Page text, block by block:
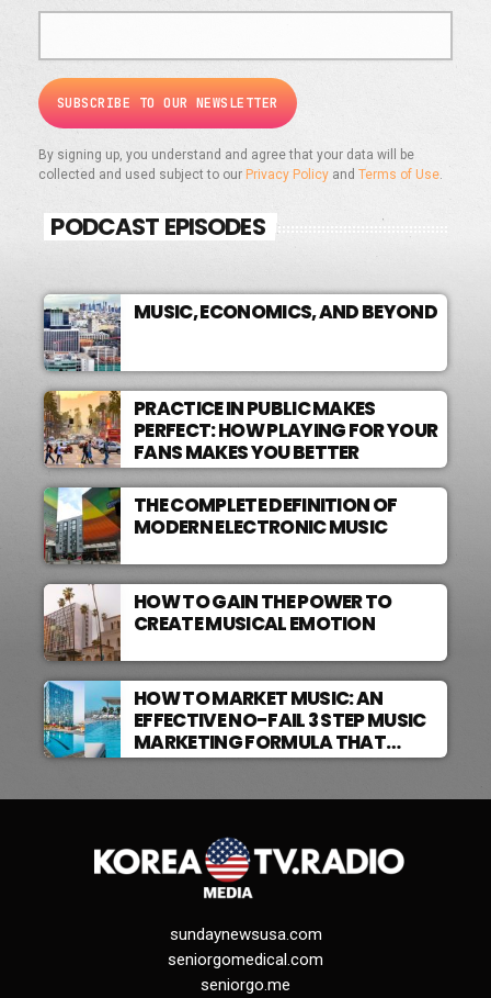
By signing up, you understand and agree that your data will be
collected and used subject to our Privacy Policy and Terms of Use.
PODCAST EPISODES
MUSIC, ECONOMICS, AND BEYOND
PRACTICE IN PUBLIC MAKES
PERFECT: HOW PLAYING FOR YOUR
FANS MAKES YOU BETTER
THE COMPLETE DEFINITION OF
MODERN ELECTRONIC MUSIC
HOW TO GAIN THE POWER TO
CREATE MUSICAL EMOTION
HOW TO MARKET MUSIC: AN
EFFECTIVE NO-FAIL 3 STEP MUSIC
MARKETING FORMULA THAT
WORKS
sundaynewsusa.com
seniorgomedical.com
seniorgo.me